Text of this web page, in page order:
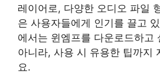
레이어로, 다양한 오디오 파일
은 사용자들에게 인기를 끌고
에서는 윈엠프를 다운로드하고
아니라, 사용 시 유용한 팁까지
요.